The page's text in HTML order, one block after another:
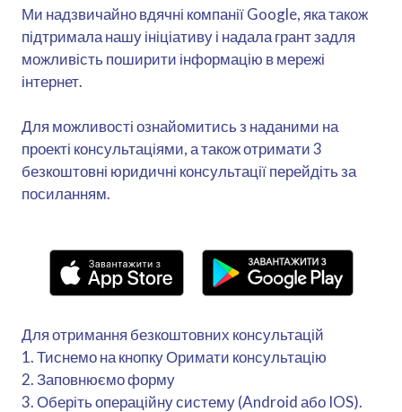
Ми надзвичайно вдячні компанії Google, яка також
підтримала нашу ініціативу і надала грант задля
можливість поширити інформацію в мережі
інтернет.
Для можливості ознайомитись з наданими на
проекті консультаціями, а також отримати 3
безкоштовні юридичні консультації перейдіть за
посиланням.
Для отримання безкоштовних консультацій
1. Тиснемо на кнопку Оримати консультацію
2. Заповнюємо форму
3. Оберіть операційну систему (Android або IOS).